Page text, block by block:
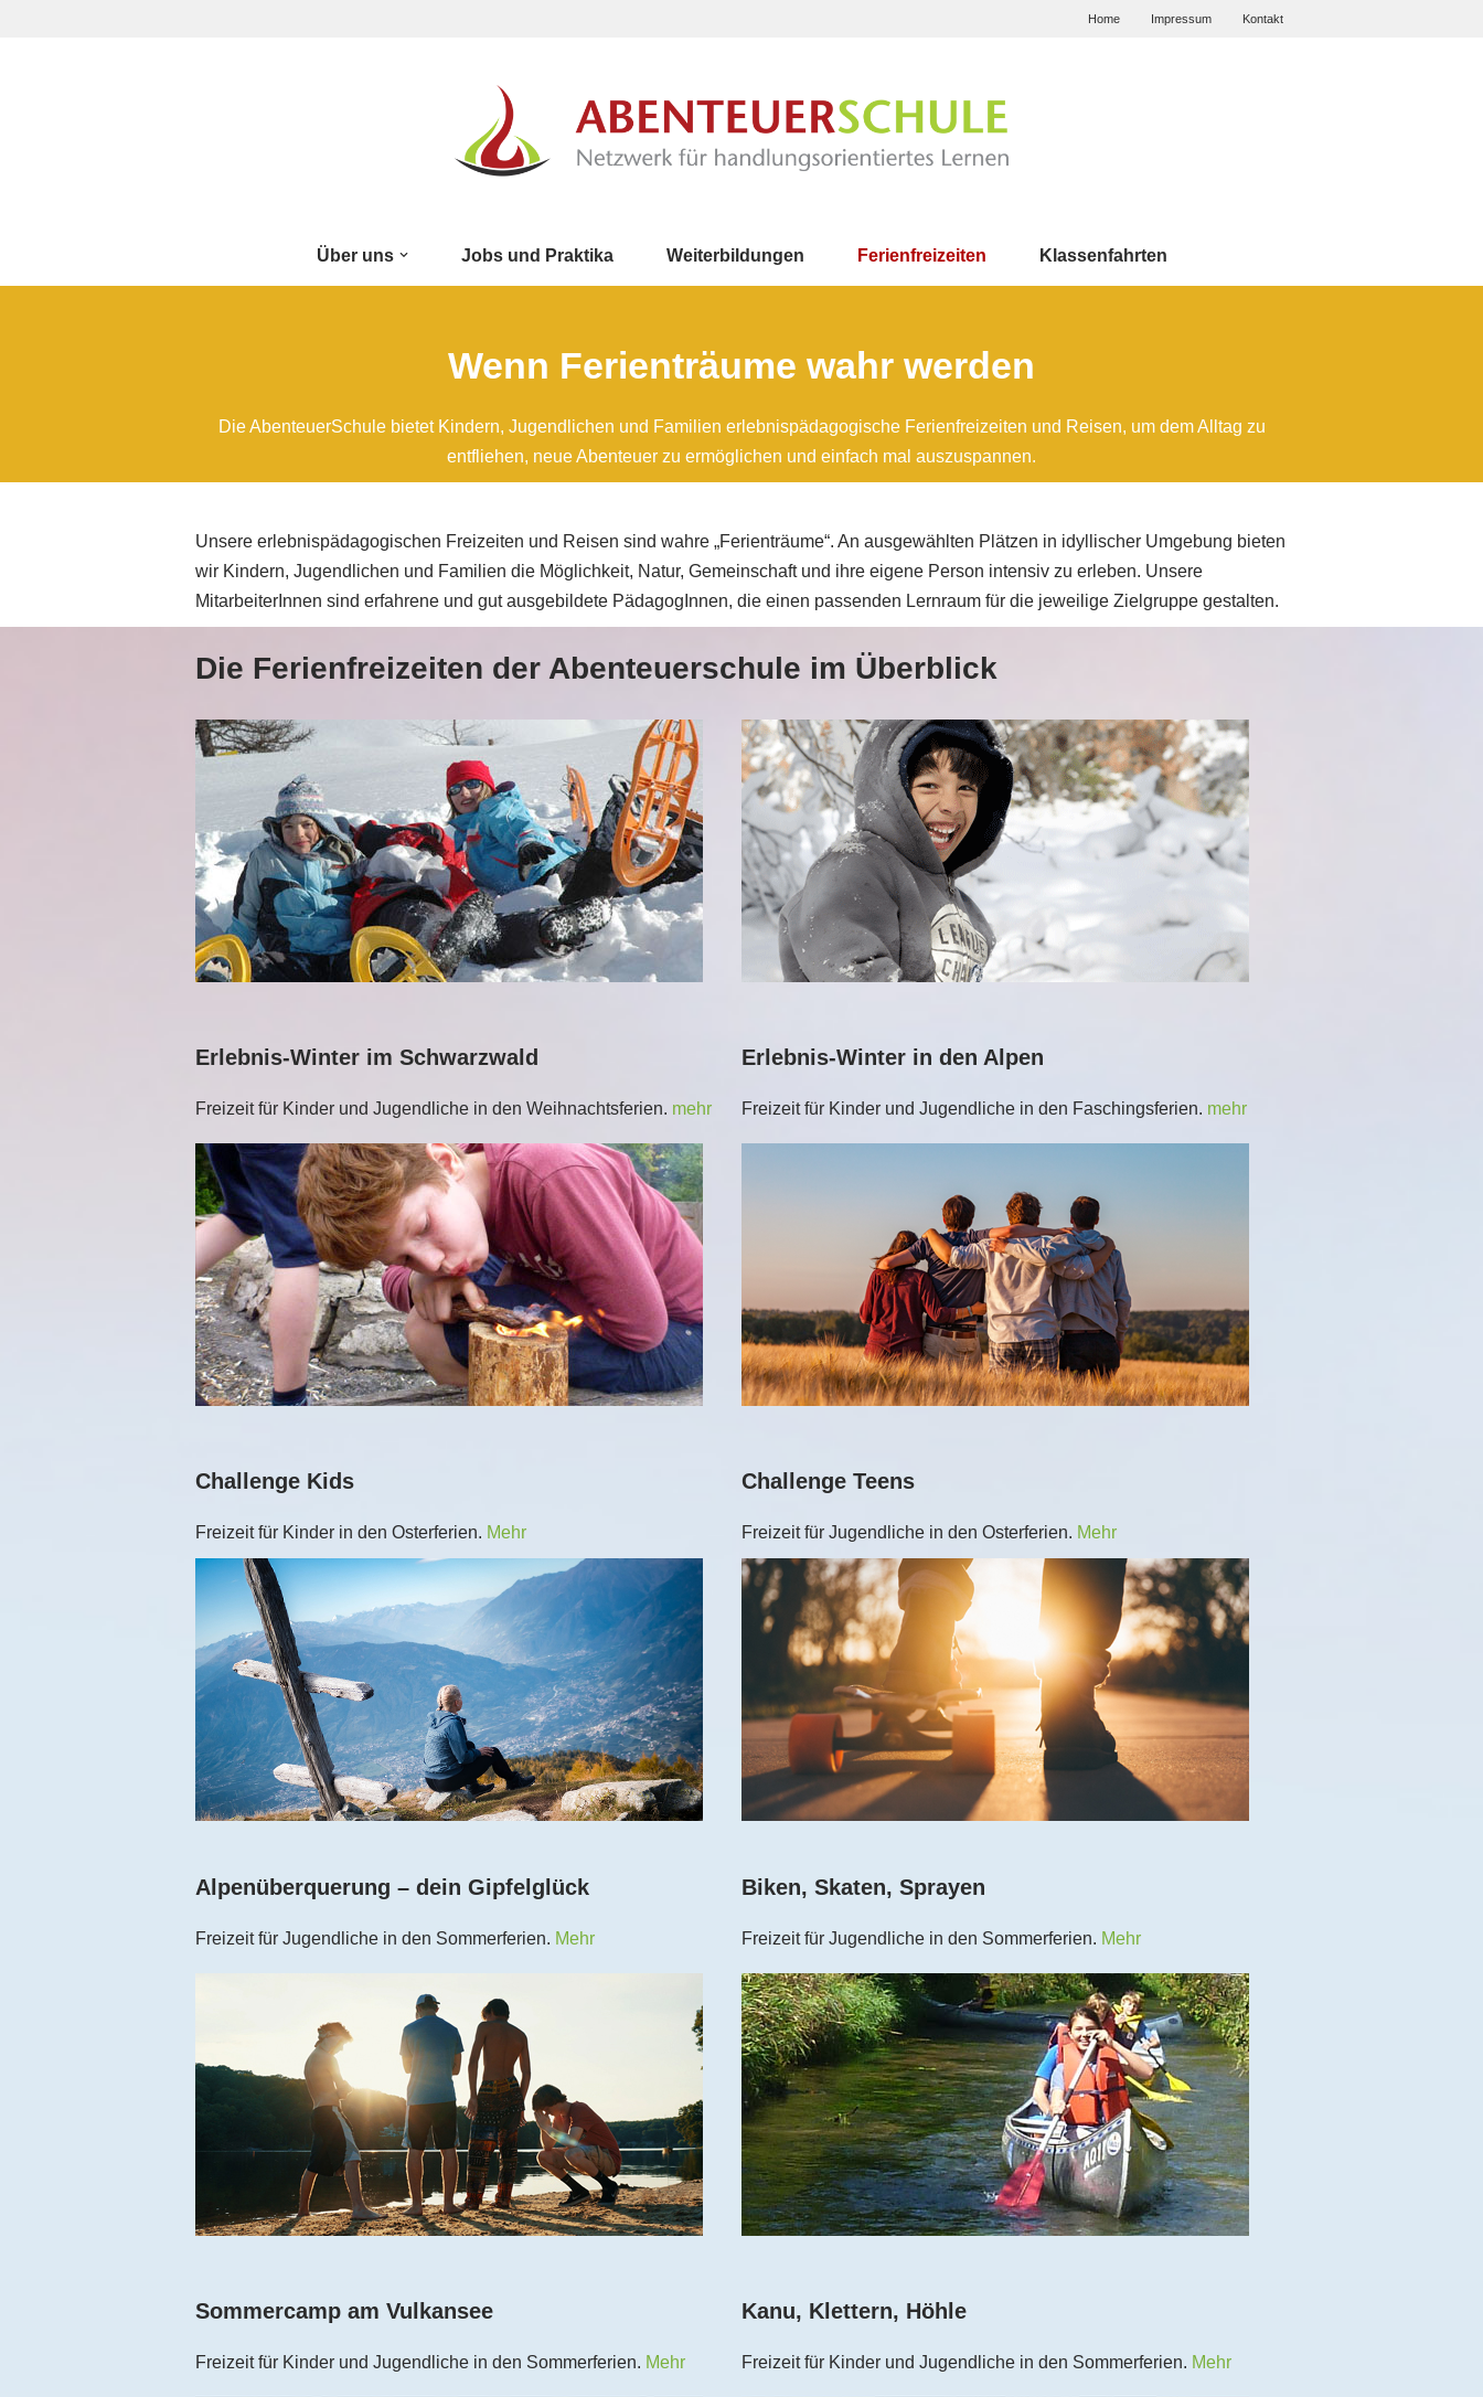
Home Impressum Kontakt
Über uns Jobs und Praktika Weiterbildungen Ferienfreizeiten Klassenfahrten
Wenn Ferienträume wahr werden
Die AbenteuerSchule bietet Kindern, Jugendlichen und Familien erlebnispädagogische Ferienfreizeiten und Reisen, um dem Alltag zu
entfliehen, neue Abenteuer zu ermöglichen und einfach mal auszuspannen.
Unsere erlebnispädagogischen Freizeiten und Reisen sind wahre „Ferienträume“. An ausgewählten Plätzen in idyllischer Umgebung bieten
wir Kindern, Jugendlichen und Familien die Möglichkeit, Natur, Gemeinschaft und ihre eigene Person intensiv zu erleben. Unsere
MitarbeiterInnen sind erfahrene und gut ausgebildete PädagogInnen, die einen passenden Lernraum für die jeweilige Zielgruppe gestalten.
Die Ferienfreizeiten der Abenteuerschule im Überblick
Erlebnis-Winter im Schwarzwald
Freizeit für Kinder und Jugendliche in den Weihnachtsferien. mehr
Erlebnis-Winter in den Alpen
Freizeit für Kinder und Jugendliche in den Faschingsferien. mehr
Challenge Kids
Freizeit für Kinder in den Osterferien. Mehr
Challenge Teens
Freizeit für Jugendliche in den Osterferien. Mehr
Alpenüberquerung – dein Gipfelglück
Freizeit für Jugendliche in den Sommerferien. Mehr
Biken, Skaten, Sprayen
Freizeit für Jugendliche in den Sommerferien. Mehr
Sommercamp am Vulkansee
Freizeit für Kinder und Jugendliche in den Sommerferien. Mehr
Kanu, Klettern, Höhle
Freizeit für Kinder und Jugendliche in den Sommerferien. Mehr